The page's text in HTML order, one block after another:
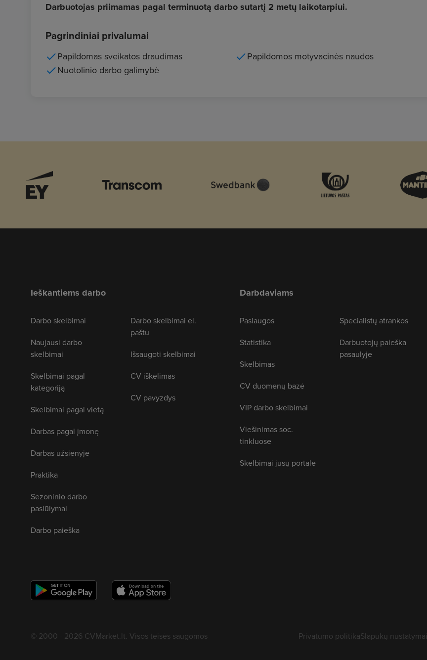
Darbuotojas priimamas pagal terminuotą darbo sutartį 2 metų laikotarpiui.
Pagrindiniai privalumai
Papildomas sveikatos draudimas
Nuotolinio darbo galimybė
Papildomos motyvacinės naudos
Ieškantiems darbo
Darbo skelbimai
Naujausi darbo
skelbimai
Skelbimai pagal
kategoriją
Skelbimai pagal vietą
Darbas pagal įmonę
Darbas užsienyje
Praktika
Sezoninio darbo
pasiūlymai
Darbo paieška
Darbo skelbimai el.
paštu
Išsaugoti skelbimai
CV iškėlimas
CV pavyzdys
Darbdaviams
Paslaugos
Statistika
Skelbimas
CV duomenų bazė
VIP darbo skelbimai
Viešinimas soc.
tinkluose
Skelbimai jūsų portale
Specialistų atrankos
Darbuotojų paieška
pasaulyje
© 2000 - 2026 CVMarket.lt. Visos teisės saugomos Privatumo politikaSlapukų nustatymai